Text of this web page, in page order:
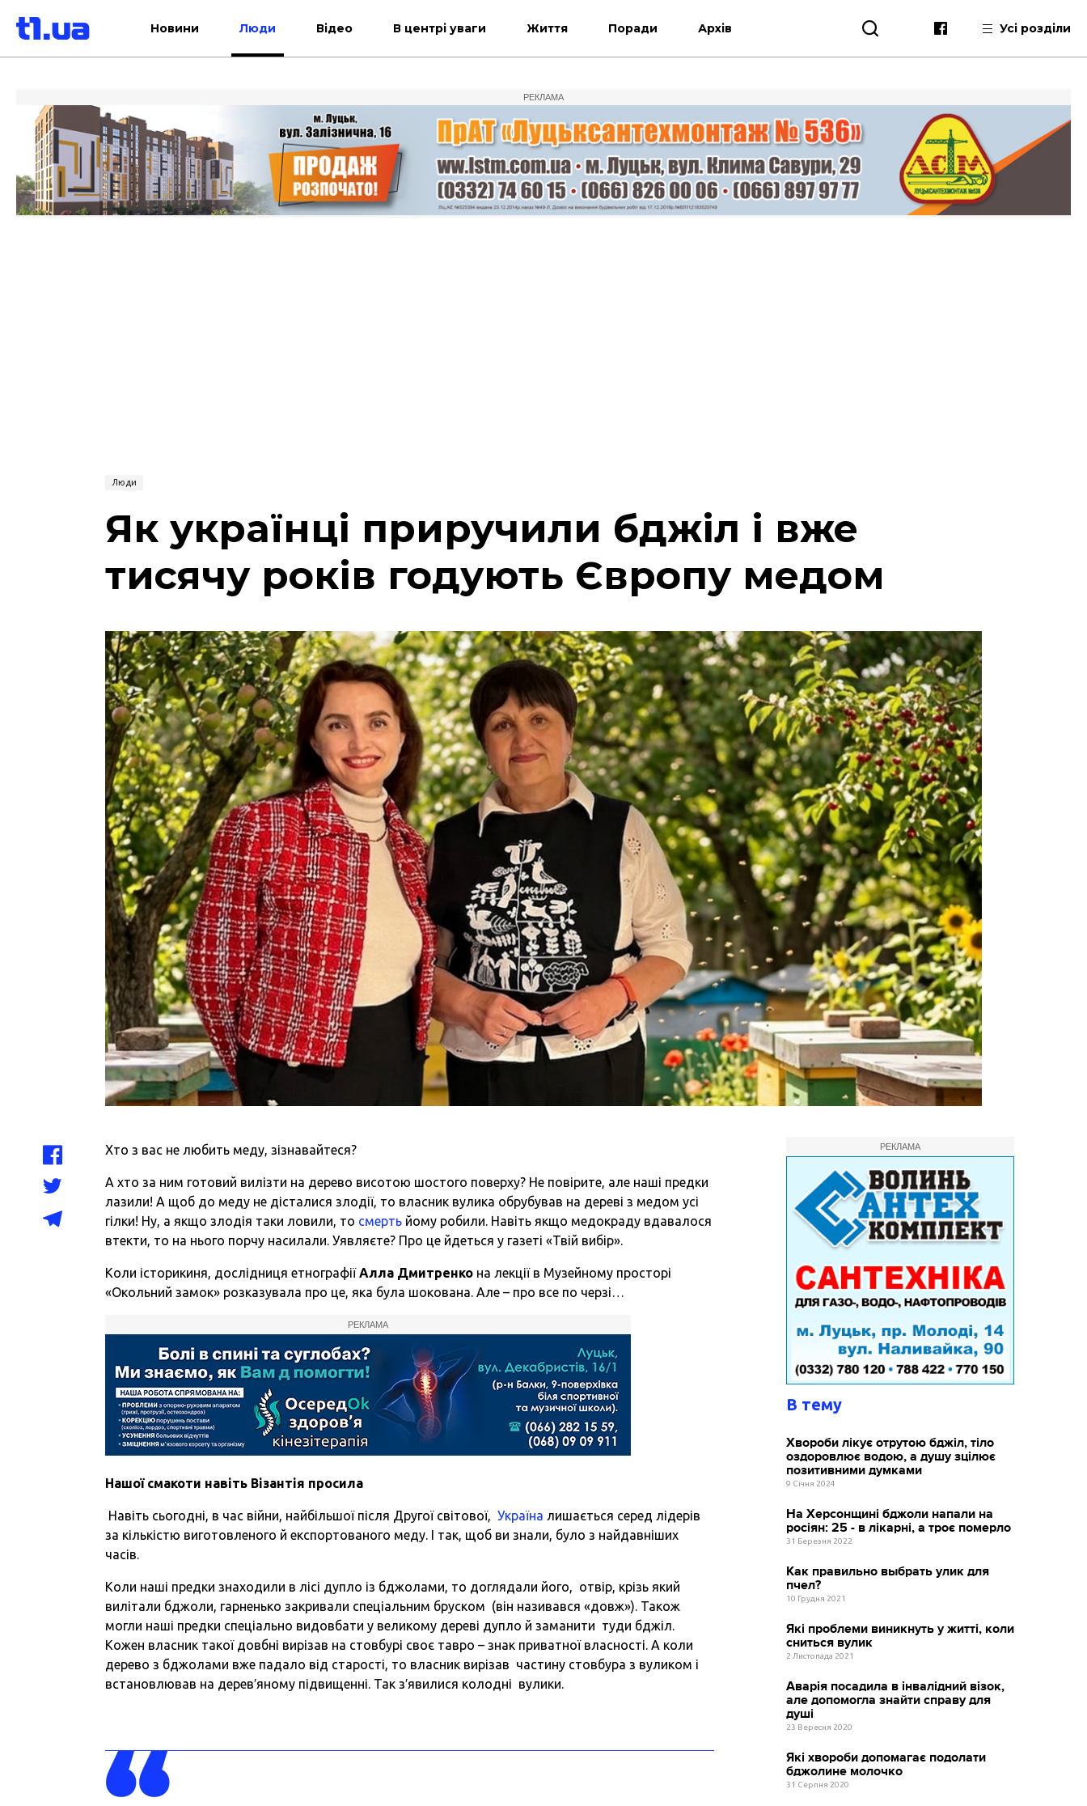
Новини Люди Відео В центрі уваги Життя Поради Архів Усі розділи
РЕКЛАМА
Люди
Як українці приручили бджіл і вже
тисячу років годують Європу медом
Хто з вас не любить меду, зізнавайтеся?
А хто за ним готовий вилізти на дерево висотою шостого поверху? Не повірите, але наші предки
лазили! А щоб до меду не дісталися злодії, то власник вулика обрубував на дереві з медом усі
гілки! Ну, а якщо злодія таки ловили, то смерть йому робили. Навіть якщо медокраду вдавалося
втекти, то на нього порчу насилали. Уявляєте? Про це йдеться у газеті «Твій вибір».
Коли історикиня, дослідниця етнографіїАлла Дмитренко на лекції в Музейному просторі
«Окольний замок» розказувала про це, яка була шокована. Але – про все по черзі…
РЕКЛАМА
Нашої смакоти навіть Візантія просила
Навіть сьогодні, в час війни, найбільшої після Другої світової,Україна лишається серед лідерів
за кількістю виготовленого й експортованого меду. І так, щоб ви знали, було з найдавніших
часів.
Коли наші предки знаходили в лісі дупло із бджолами, то доглядали його, отвір, крізь який
вилітали бджоли, гарненько закривали спеціальним бруском (він називався «довж»). Також
могли наші предки спеціально видовбати у великому дереві дупло й заманити туди бджіл.
Кожен власник такої довбні вирізав на стовбурі своє тавро – знак приватної власності. А коли
дерево з бджолами вже падало від старості, то власник вирізав частину стовбура з вуликом і
встановлював на дерев′яному підвищенні. Так з′явилися колодні вулики.
РЕКЛАМА
В тему
Хвороби лікує отрутою бджіл, тіло
оздоровлює водою, а душу зцілює
позитивними думками
9 Січня 2024
На Херсонщині бджоли напали на
росіян: 25 - в лікарні, а троє померло
31 Березня 2022
Как правильно выбрать улик для
пчел?
10 Грудня 2021
Які проблеми виникнуть у житті, коли
сниться вулик
2 Листопада 2021
Аварія посадила в інвалідний візок,
але допомогла знайти справу для
душі
23 Вересня 2020
Які хвороби допомагає подолати
бджолине молочко
31 Серпня 2020